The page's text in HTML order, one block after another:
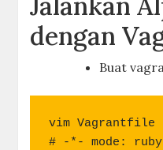
dengan
Buat
vim Vagrantfile
# -*- mode: